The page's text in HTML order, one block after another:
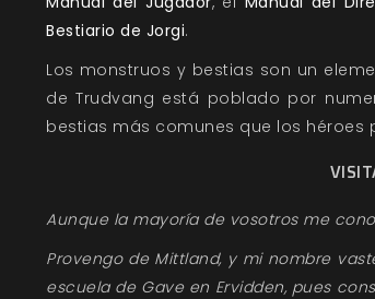
Bestiario de Jorgi.
Los monstruos y bestias son un
de Trudvang está poblado por
bestias más comunes que los héroes
Aunque la mayoría de vosotros me
Provengo de Mittland, y mi nombre
escuela de Gave en Ervidden, pues